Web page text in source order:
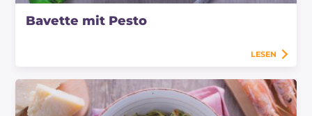
Bavette mit Pesto
LESEN